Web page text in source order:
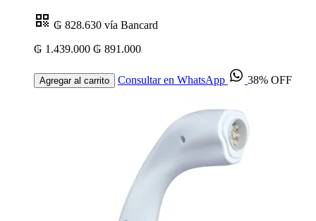
₲ 828.630 vía Bancard
₲ 1.439.000 ₲ 891.000
Agregar al carrito Consultar en WhatsApp 38% OFF